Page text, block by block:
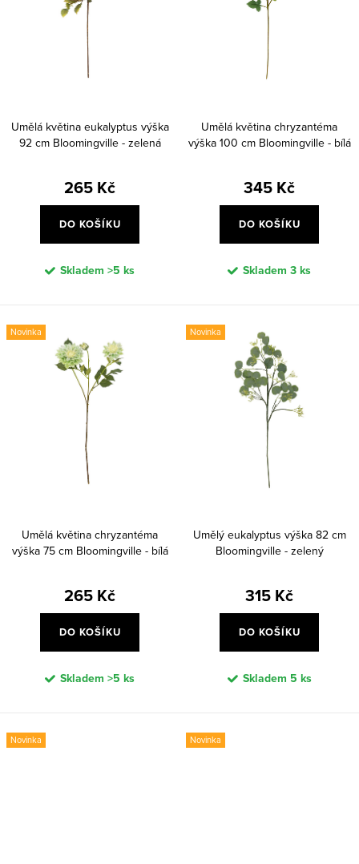
td
Umělá květina eukalyptus výška
92 cm Bloomingville - zelená
265 Kč
DO KOŠÍKU
Skladem >5 ks
Umělá květina chryzantéma
výška 100 cm Bloomingville - bílá
345 Kč
DO KOŠÍKU
Skladem 3 ks
Novinka
Umělá květina chryzantéma
výška 75 cm Bloomingville - bílá
265 Kč
DO KOŠÍKU
Skladem >5 ks
Novinka
Umělý eukalyptus výška 82 cm
Bloomingville - zelený
315 Kč
DO KOŠÍKU
Skladem 5 ks
Novinka Novinka